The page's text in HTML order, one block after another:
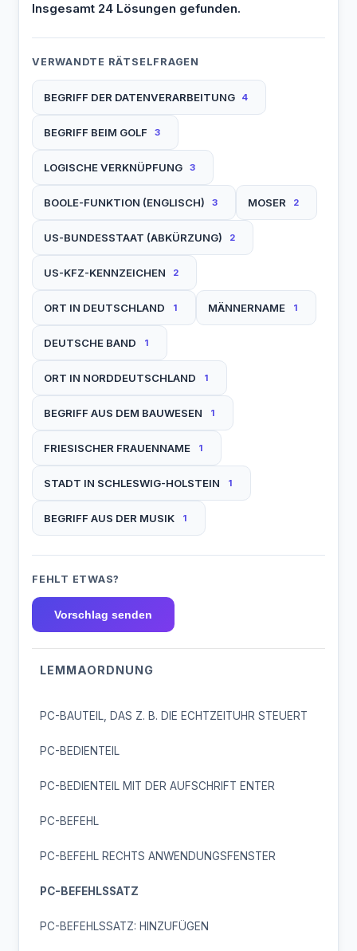
Insgesamt 24 Lösungen gefunden.
VERWANDTE RÄTSELFRAGEN
BEGRIFF DER DATENVERARBEITUNG 4
BEGRIFF BEIM GOLF 3
LOGISCHE VERKNÜPFUNG 3
BOOLE-FUNKTION (ENGLISCH) 3 MOSER 2
US-BUNDESSTAAT (ABKÜRZUNG) 2
US-KFZ-KENNZEICHEN 2
ORT IN DEUTSCHLAND 1 MÄNNERNAME 1
DEUTSCHE BAND 1
ORT IN NORDDEUTSCHLAND 1
BEGRIFF AUS DEM BAUWESEN 1
FRIESISCHER FRAUENNAME 1
STADT IN SCHLESWIG-HOLSTEIN 1
BEGRIFF AUS DER MUSIK 1
FEHLT ETWAS?
Vorschlag senden
LEMMAORDNUNG
PC-BAUTEIL, DAS Z. B. DIE ECHTZEITUHR STEUERT
PC-BEDIENTEIL
PC-BEDIENTEIL MIT DER AUFSCHRIFT ENTER
PC-BEFEHL
PC-BEFEHL RECHTS ANWENDUNGSFENSTER
PC-BEFEHLSSATZ
PC-BEFEHLSSATZ: HINZUFÜGEN